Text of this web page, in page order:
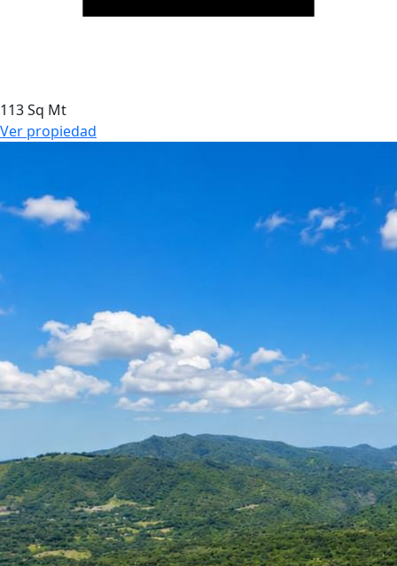
113 Sq Mt
Ver propiedad